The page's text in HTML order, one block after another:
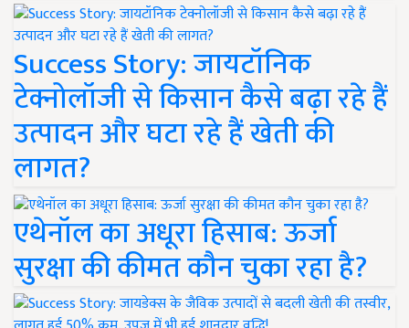
Success Story: जायटॉनिक
टेक्नोलॉजी से किसान कैसे बढ़ा रहे हैं
उत्पादन और घटा रहे हैं खेती की
लागत?
एथेनॉल का अधूरा हिसाब: ऊर्जा
सुरक्षा की कीमत कौन चुका रहा है?